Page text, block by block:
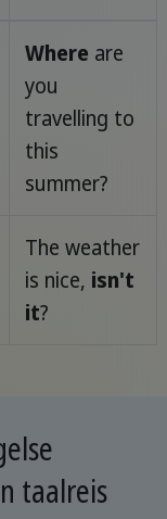
Where are
you
travelling to
this
summer?
The weather
is nice, isn't
it?
taalreis